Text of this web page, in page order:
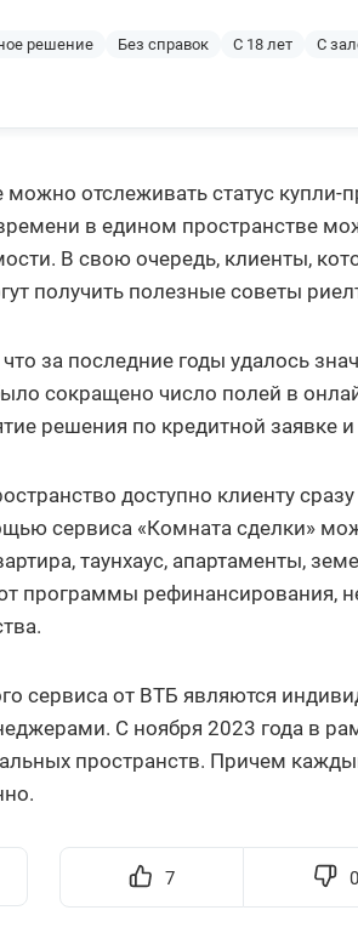
решение Без справок С 18 лет С
можно отслеживать статус
в едином пространстве
В свою очередь, клиенты,
получить полезные советы
за последние годы удалось
сокращено число полей в
решения по кредитной заявке
доступно клиенту
сервиса «Комната сделки»
таунхаус, апартаменты,
программы рефинансирования,
сервиса от ВТБ являются
С ноября 2023 года в
пространств. Причем
7 0